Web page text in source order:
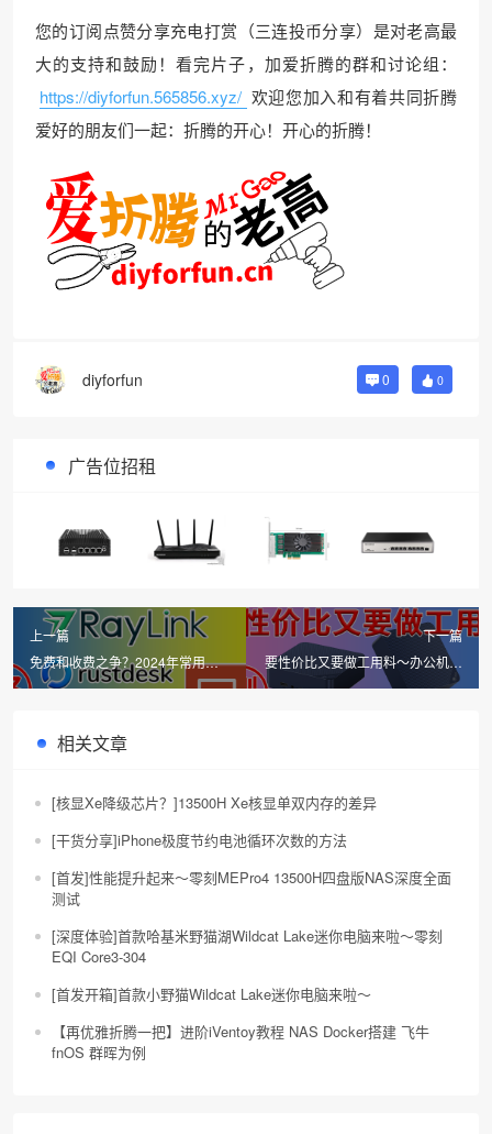
您的订阅点赞分享充电打赏（三连投币分享）是对老高最
大的支持和鼓励！看完片子，加爱折腾的群和讨论组：
https://diyforfun.565856.xyz/ 欢迎您加入和有着共同折腾
爱好的朋友们一起：折腾的开心！开心的折腾！
diyforfun 0 0
广告位招租
上一篇
免费和收费之争？2024年常用远
程桌面控制软件的不完全体验 以
下一篇
要性价比又要做工用料～办公机小
王子！零刻EQ14-N150 Twin-
相关文章
[核显Xe降级芯片？]13500H Xe核显单双内存的差异
[干货分享]iPhone极度节约电池循环次数的方法
[首发]性能提升起来～零刻MEPro4 13500H四盘版NAS深度全面
测试
[深度体验]首款哈基米野猫湖Wildcat Lake迷你电脑来啦～零刻
EQI Core3-304
[首发开箱]首款小野猫Wildcat Lake迷你电脑来啦～
【再优雅折腾一把】进阶iVentoy教程 NAS Docker搭建 飞牛
fnOS 群晖为例